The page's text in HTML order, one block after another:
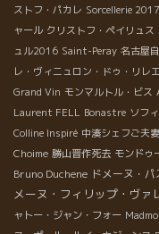
ストフ・パカレ Sorcellerie 2017
ャール クリストフ・ペイリュス
ュル2016 Saint-Peray 名古屋
レ・ヴィニュロン・ドゥ・リレ
Grand Vin モンマルトル・ビス
Laurent FELL Bonastre ソフ
Colline Inspiré 中湊シェフご夫妻
Choime 勝山晋作死去 モンドゥ
Bruno Duchene ドメーヌ・
メーヌ・フィリップ・ヴァ
ャトー・ジャン・フォー